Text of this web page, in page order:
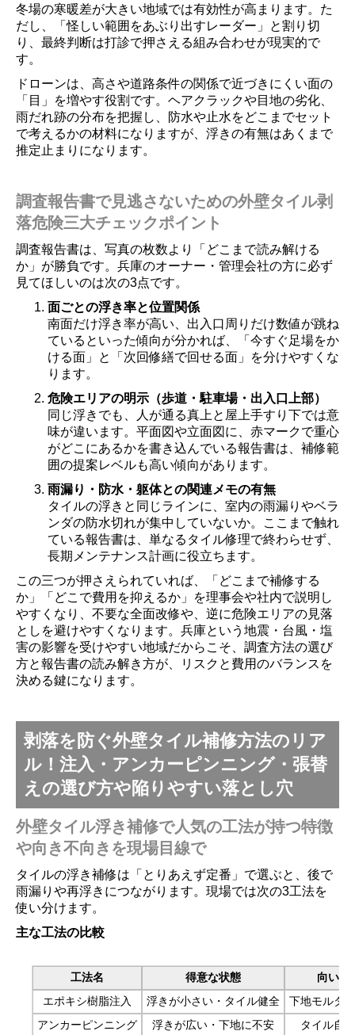
冬場の寒暖差が大きい地域では有効性が高まります。た
だし、「怪しい範囲をあぶり出すレーダー」と割り切
り、最終判断は打診で押さえる組み合わせが現実的で
す。
ドローンは、高さや道路条件の関係で近づきにくい面の
「目」を増やす役割です。ヘアクラックや目地の劣化、
雨だれ跡の分布を把握し、防水や止水をどこまでセット
で考えるかの材料になりますが、浮きの有無はあくまで
推定止まりになります。
調査報告書で見逃さないための外壁タイル剥
落危険三大チェックポイント
調査報告書は、写真の枚数より「どこまで読み解ける
か」が勝負です。兵庫のオーナー・管理会社の方に必ず
見てほしいのは次の3点です。
面ごとの浮き率と位置関係
南面だけ浮き率が高い、出入口周りだけ数値が跳ね
ているといった傾向が分かれば、「今すぐ足場をか
ける面」と「次回修繕で回せる面」を分けやすくな
ります。
危険エリアの明示（歩道・駐車場・出入口上部）
同じ浮きでも、人が通る真上と屋上手すり下では意
味が違います。平面図や立面図に、赤マークで重心
がどこにあるかを書き込んでいる報告書は、補修範
囲の提案レベルも高い傾向があります。
雨漏り・防水・躯体との関連メモの有無
タイルの浮きと同じラインに、室内の雨漏りやベラ
ンダの防水切れが集中していないか。ここまで触れ
ている報告書は、単なるタイル修理で終わらせず、
長期メンテナンス計画に役立ちます。
この三つが押さえられていれば、「どこまで補修する
か」「どこで費用を抑えるか」を理事会や社内で説明し
やすくなり、不要な全面改修や、逆に危険エリアの見落
としを避けやすくなります。兵庫という地震・台風・塩
害の影響を受けやすい地域だからこそ、調査方法の選び
方と報告書の読み解き方が、リスクと費用のバランスを
決める鍵になります。
剥落を防ぐ外壁タイル補修方法のリア
ル！注入・アンカーピンニング・張替
えの選び方や陥りやすい落とし穴
外壁タイル浮き補修で人気の工法が持つ特徴
や向き不向きを現場目線で
タイルの浮き補修は「とりあえず定番」で選ぶと、後で
雨漏りや再浮きにつながります。現場では次の3工法を
使い分けます。
主な工法の比較
工法名 得意な状態
向いて
エポキシ樹脂注入
浮きが小さい・タイル健全
下地モルタ
アンカーピンニング
浮きが広い・下地に不安 タイル自